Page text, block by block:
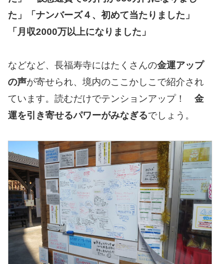
た」「ナンバーズ４、初めて当たりました」
「月収2000万以上になりました」
などなど、長福寿寺にはたくさんの金運アップ
の声が寄せられ、境内のここかしこで紹介され
ています。読むだけでテンションアップ！ 金
運を引き寄せるパワーがみなぎるでしょう。